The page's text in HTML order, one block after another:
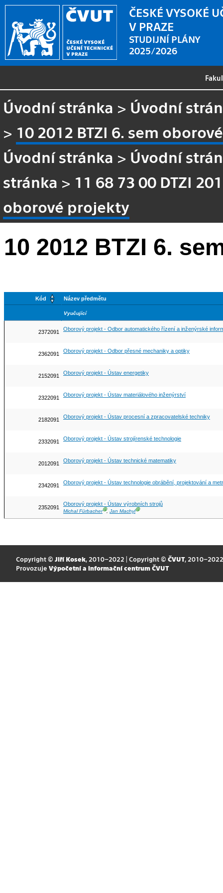
ČESKÉ VYSOKÉ
V PRAZE
STUDIJNÍ PLÁNY
2025/2026
Úvodní stránka > Úvodní
> 10 2012 BTZI 6. sem
Úvodní stránka > Úvodní
stránka > 11 68 73 00 DTZI
oborové projekty
10 2012 BTZI 6.
Kód Název předmětu
Vyučující
2372091 Oborový projekt - Odbor automatického řízení a inženýrské
2362091 Oborový projekt - Odbor přesné mechaniky a optiky
2152091 Oborový projekt - Ústav energetiky
2322091 Oborový projekt - Ústav materiálového inženýrství
2182091 Oborový projekt - Ústav procesní a zpracovatelské techniky
2332091 Oborový projekt - Ústav strojírenské technologie
2012091 Oborový projekt - Ústav technické matematiky
2342091 Oborový projekt - Ústav technologie obrábění, projektování a
2352091
Oborový projekt - Ústav výrobních strojů
Michal FürbacherⒼ, Jan MachylⒼ
Copyright © Jiří Kosek, 2010–2022 | Copyright © ČVUT, 2010–2022
Provozuje Výpočetní a informační centrum ČVUT